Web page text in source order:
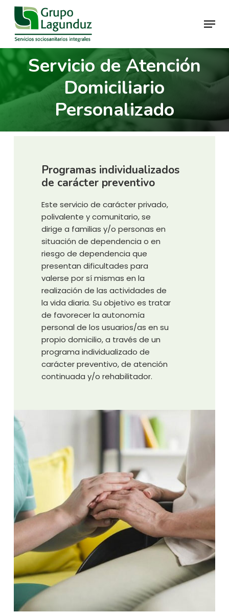
main
content
Menu
Servicio de Atención
Domiciliario
Personalizado
Programas individualizados
de carácter preventivo
Este servicio de carácter privado,
polivalente y comunitario, se
dirige a familias y/o personas en
situación de dependencia o en
riesgo de dependencia que
presentan dificultades para
valerse por sí mismas en la
realización de las actividades de
la vida diaria. Su objetivo es tratar
de favorecer la autonomía
personal de los usuarios/as en su
propio domicilio, a través de un
programa individualizado de
carácter preventivo, de atención
continuada y/o rehabilitador.
Close